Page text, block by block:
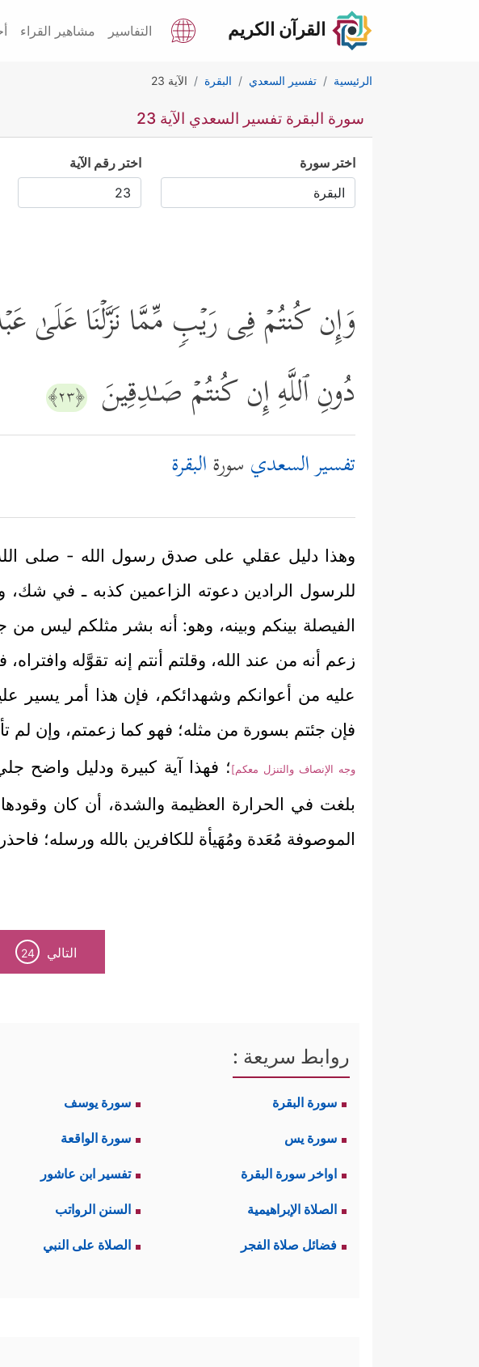
القرآن الكريم التفاسير مشاهير القراء
الرئيسية تفسير السعدي البقرة الآية 23
سورة البقرة تفسير السعدي الآية 23
اختر سورة اختر رقم الآية
وَإِن كُنتُمۡ فِی رَیۡبࣲ مِّمَّا نَزَّلۡنَا عَلَىٰ
دُونِ ٱللَّهِ إِن كُنتُمۡ صَـٰدِقِینَ ﴿٢٣﴾
تفسير السعدي سورةالبقرة
وهذا دليل عقلي على صدق رسول الله - صلى
للرسول الرادين دعوته الزاعمين كذبه ـ في شك،
الفيصلة بينكم وبينه، وهو: أنه بشر مثلكم ليس من
زعم أنه من عند الله، وقلتم أنتم إنه تقوَّله
عليه من أعوانكم وشهدائكم، فإن هذا أمر يسير
فإن جئتم بسورة من مثله؛ فهو كما زعمتم، وإن لم
وجه الإنصاف والتنزل معكم] ؛ فهذا آية كبيرة ودليل واضح
بلغت في الحرارة العظيمة والشدة، أن كان وقودها
الموصوفة مُعَدة ومُهَيأة للكافرين بالله ورسله؛
التالي 24
روابط سريعة :
سورة البقرة سورة يوسف
سورة يس سورة الواقعة
اواخر سورة البقرة تفسير ابن عاشور
الصلاة الإبراهيمية السنن الرواتب
فضائل صلاة الفجر الصلاة على النبي